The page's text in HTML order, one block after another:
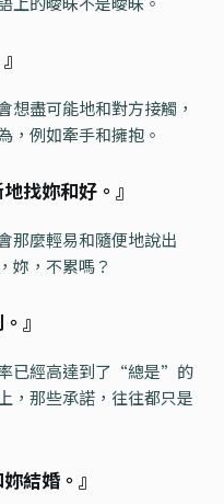
想盡可能地和對方接觸，
，例如牽手和擁抱。
找妳和好。』
那麼輕易和隨便地說出
妳，不累嗎？
』
已經高達到了“總是”的
，那些承諾，往往都只是
結婚。』